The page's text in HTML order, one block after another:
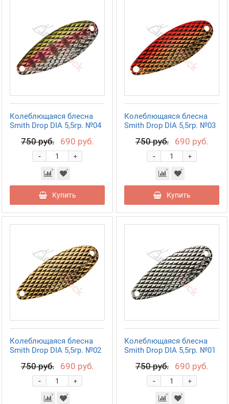
Колеблющаяся блесна
Smith Drop DIA 5,5гр. №04
750 руб. 690 руб.
+
-
Купить
Колеблющаяся блесна
Smith Drop DIA 5,5гр. №03
750 руб. 690 руб.
+
-
Купить
Колеблющаяся блесна
Smith Drop DIA 5,5гр. №02
750 руб. 690 руб.
+
-
Колеблющаяся блесна
Smith Drop DIA 5,5гр. №01
750 руб. 690 руб.
+
-